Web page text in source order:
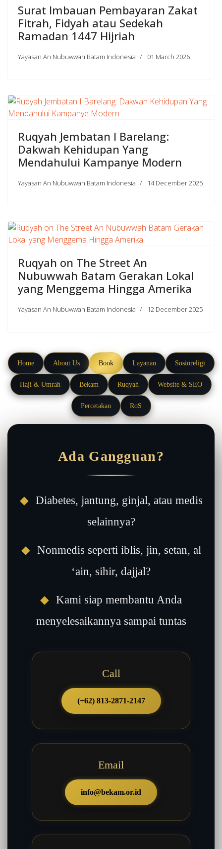
Surat Imbauan Pembayaran Zakat
Fitrah, Fidyah atau Sedekah
Ramadan 1447 Hijriah
Yayasan An Nubuwwah Batam Indonesia 01 March 2026
Ruqyah Jembatan I Barelang:
Dakwah Kehidupan Yang
Mendahului Kampanye Modern
Yayasan An Nubuwwah Batam Indonesia 14 December 2025
Ruqyah on The Street An
Nubuwwah Batam Gerakan Lokal
yang Menggema Hingga Amerika
Yayasan An Nubuwwah Batam Indonesia 12 December 2025
Home About Us Book Layanan Sosioreligi
Haji & Umrah Bekam Ruqyah Website & SEO
Percetakan RoS
Ada Gangguan?
◆ Diabetes, jantung, ginjal, atau medis
selainnya?
◆ Nonmedis seperti iblis, jin, setan, al
‘ain, sihir, dajjal?
◆ Kami siap membantu Anda
menyelesaikannya sampai tuntas
Call
(+62) 813-2871-2147
Email
info@bekam.or.id